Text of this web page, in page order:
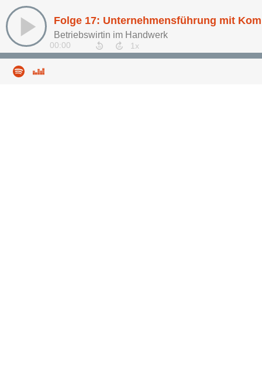
Folge 17: Unternehmensführung mit
Betriebswirtin im Handwerk
00:00